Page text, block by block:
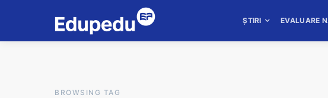
ȘTIRI EVALUARE
BROWSING TAG